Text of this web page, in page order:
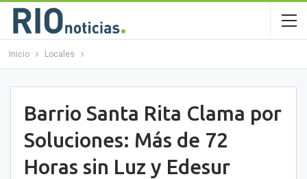
Inicio Locales
Barrio Santa Rita Clama por
Soluciones: Más de 72
Horas sin Luz y Edesur